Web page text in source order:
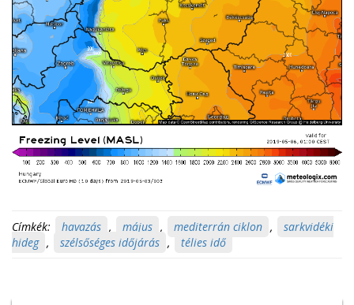
Címkék: havazás , május , mediterrán ciklon ,
sarkvidéki
hideg , szélsőséges időjárás , télies idő